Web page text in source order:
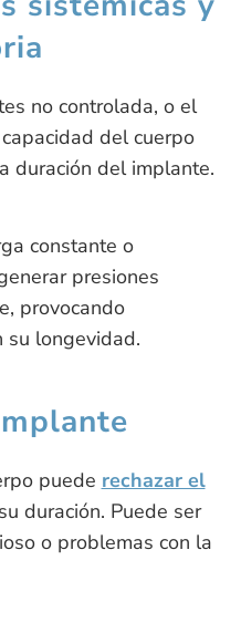
no controlada, o el
del cuerpo
duración del implante.
constante o
presiones
provocando
su longevidad.
puede rechazar el
duración. Puede ser
o problemas con la